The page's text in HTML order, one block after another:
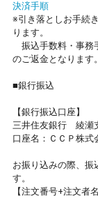
決済手順
※引き落としお手続
ります。
振込手数料・事務
のご返金となります。
■銀行振込
【銀行振込口座】
三井住友銀行 綾瀬
口座名：ＣＣＰ株式
お振り込みの際、振
す。
【注文番号+注文